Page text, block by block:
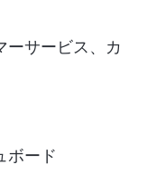
ーサービス、カ
ボード